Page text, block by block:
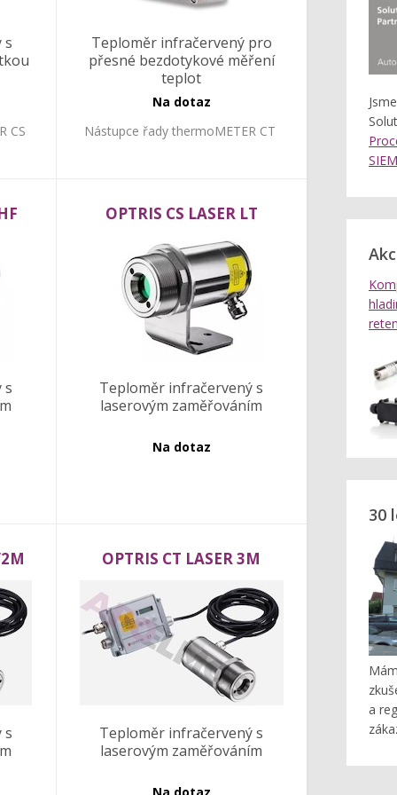
s
CS
Teploměr infračervený pro
přesné bezdotykové měření
teplot
Na dotaz
Nástupce řady thermoMETER CT
s
OPTRIS CS LASER LT
Teploměr infračervený s
laserovým zaměřováním
Na dotaz
s
OPTRIS CT LASER 3M
Teploměr infračervený s
laserovým zaměřováním
30
a